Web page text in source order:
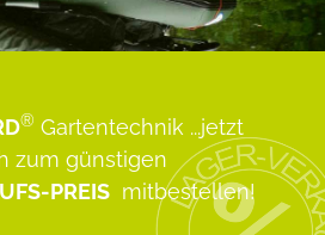
® Gartentechnik ...jetzt
zum günstigen
PREIS mitbestellen!